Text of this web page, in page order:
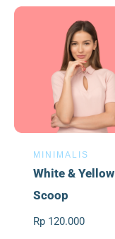
MINIMALIS
White & Yellow
Scoop
Rp 120.000